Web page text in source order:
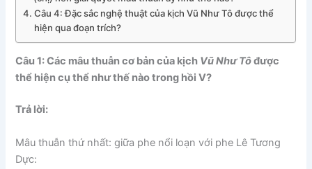
Câu 4: Đặc sắc nghệ thuật của kịch Vũ Như Tô được thể
hiện qua đoạn trích?
Câu 1: Các mâu thuẫn cơ bản của kịch Vũ Như Tôđược
thể hiện cụ thể như thế nào trong hồi V?
Trả lời:
Mâu thuẫn thứ nhất: giữa phe nổi loạn với phe Lê Tương
Dực: